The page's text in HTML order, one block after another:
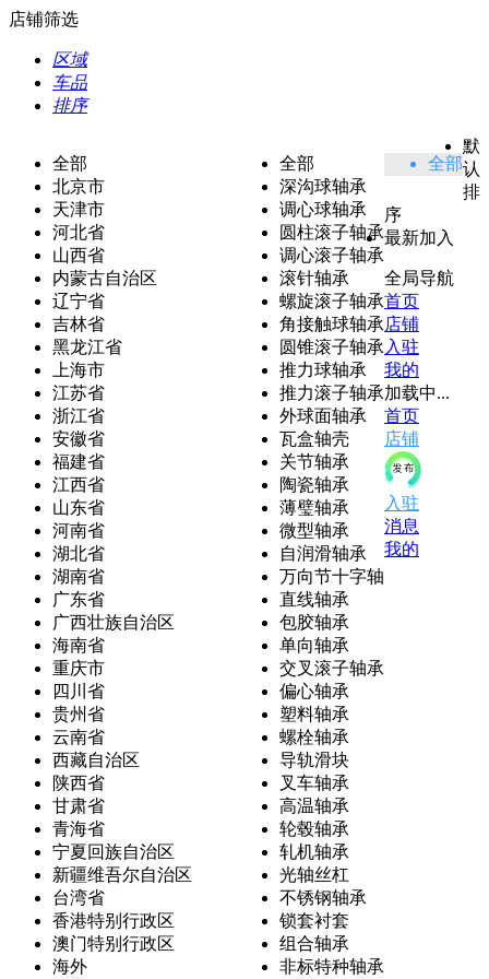
店铺筛选
区域
车品
排序
全部
北京市
天津市
河北省
山西省
内蒙古自治区
辽宁省
吉林省
黑龙江省
上海市
江苏省
浙江省
安徽省
福建省
江西省
山东省
河南省
湖北省
湖南省
广东省
广西壮族自治区
海南省
重庆市
四川省
贵州省
云南省
西藏自治区
陕西省
甘肃省
青海省
宁夏回族自治区
新疆维吾尔自治区
台湾省
香港特别行政区
澳门特别行政区
海外
全部
深沟球轴承
调心球轴承
圆柱滚子轴承
调心滚子轴承
滚针轴承
螺旋滚子轴承
角接触球轴承
圆锥滚子轴承
推力球轴承
推力滚子轴承
外球面轴承
瓦盒轴壳
关节轴承
陶瓷轴承
薄璧轴承
微型轴承
自润滑轴承
万向节十字轴
直线轴承
包胶轴承
单向轴承
交叉滚子轴承
偏心轴承
塑料轴承
螺栓轴承
导轨滑块
叉车轴承
高温轴承
轮毂轴承
轧机轴承
光轴丝杠
不锈钢轴承
锁套衬套
组合轴承
非标特种轴承
全部
默
认
排
序
最新加入
全局导航
首页
店铺
入驻
我的
加载中...
首页
店铺
入驻
消息
我的